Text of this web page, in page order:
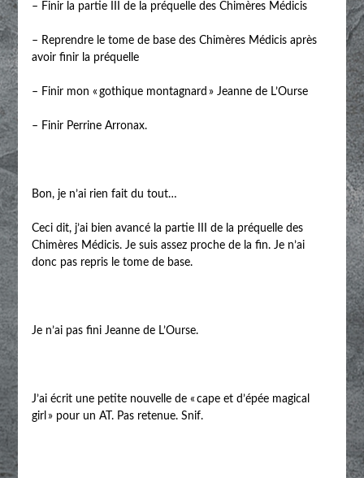
– Finir la partie III de la préquelle des Chimères Médicis
– Reprendre le tome de base des Chimères Médicis après
avoir finir la préquelle
– Finir mon « gothique montagnard » Jeanne de L’Ourse
– Finir Perrine Arronax.
Bon, je n’ai rien fait du tout…
Ceci dit, j’ai bien avancé la partie III de la préquelle des
Chimères Médicis. Je suis assez proche de la fin. Je n’ai
donc pas repris le tome de base.
Je n’ai pas fini Jeanne de L’Ourse.
J’ai écrit une petite nouvelle de « cape et d’épée magical
girl » pour un AT. Pas retenue. Snif.